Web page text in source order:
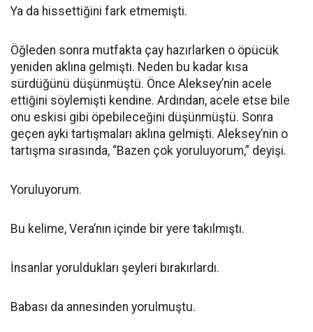
Ya da hissettiğini fark etmemişti.
Öğleden sonra mutfakta çay hazırlarken o öpücük
yeniden aklına gelmişti. Neden bu kadar kısa
sürdüğünü düşünmüştü. Önce Aleksey’nin acele
ettiğini söylemişti kendine. Ardından, acele etse bile
onu eskisi gibi öpebileceğini düşünmüştü. Sonra
geçen ayki tartışmaları aklına gelmişti. Aleksey’nin o
tartışma sırasında, “Bazen çok yoruluyorum,” deyişi.
Yoruluyorum.
Bu kelime, Vera’nın içinde bir yere takılmıştı.
İnsanlar yoruldukları şeyleri bırakırlardı.
Babası da annesinden yorulmuştu.